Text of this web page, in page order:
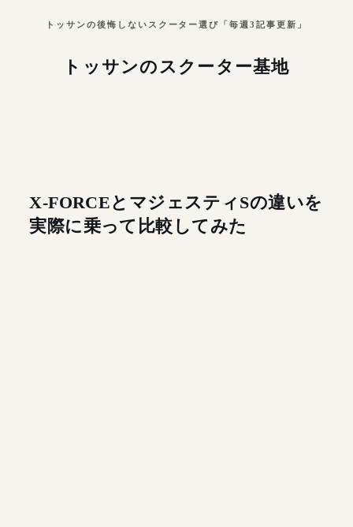
トッサンの後悔しないスクーター選び「毎週3記事更新」
トッサンのスクーター基地
X-FORCEとマジェスティSの違いを
実際に乗って比較してみた